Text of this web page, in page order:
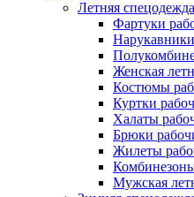
Летняя спецодежда
Фартуки
Женская
Костюмы
Куртки
Халаты
Брюки
Жилеты
Мужская